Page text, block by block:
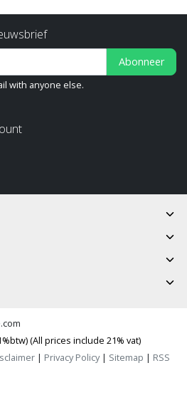
Abonneer
with anyone else.
(All prices include 21% vat)
| Privacy Policy| Sitemap | RSS